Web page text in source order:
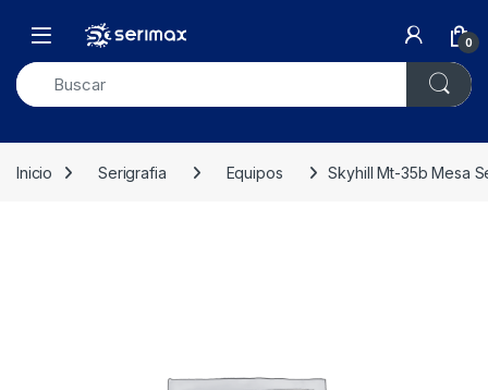
Open 0
Inicio Serigrafia Equipos Skyhill Mt-35b Mesa